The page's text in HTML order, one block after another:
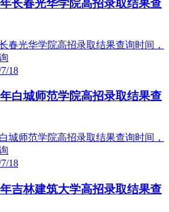
长春光华学院高招录取结果查
18
白城师范学院高招录取结果查
18
吉林建筑大学高招录取结果查